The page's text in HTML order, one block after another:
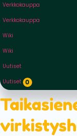
Verkkokauppa
Verkkokauppa
Wiki
Wiki
Uutiset
Uutiset 0